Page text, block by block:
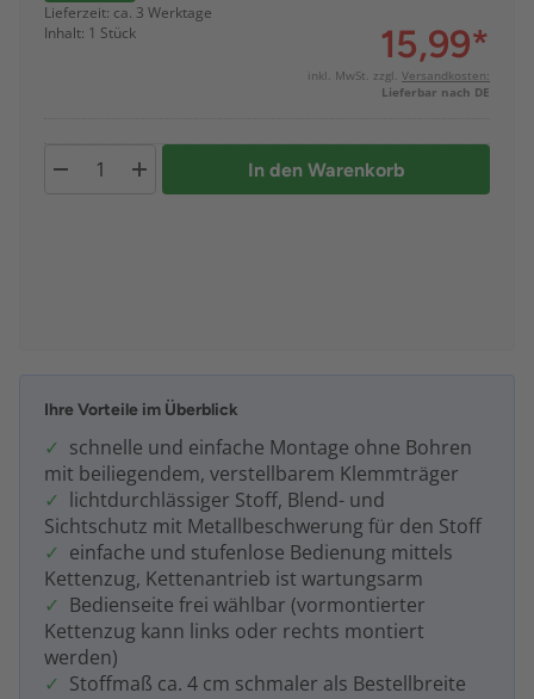
Lieferzeit: ca. 3 Werktage
Inhalt: 1 Stück
15,99*
inkl. MwSt. zzgl. Versandkosten:
Lieferbar nach DE
In den Warenkorb
Ihre Vorteile im Überblick
schnelle und einfache Montage ohne Bohren
mit beiliegendem, verstellbarem Klemmträger
lichtdurchlässiger Stoff, Blend- und
Sichtschutz mit Metallbeschwerung für den Stoff
einfache und stufenlose Bedienung mittels
Kettenzug, Kettenantrieb ist wartungsarm
Bedienseite frei wählbar (vormontierter
Kettenzug kann links oder rechts montiert
werden)
Stoffmaß ca. 4 cm schmaler als Bestellbreite